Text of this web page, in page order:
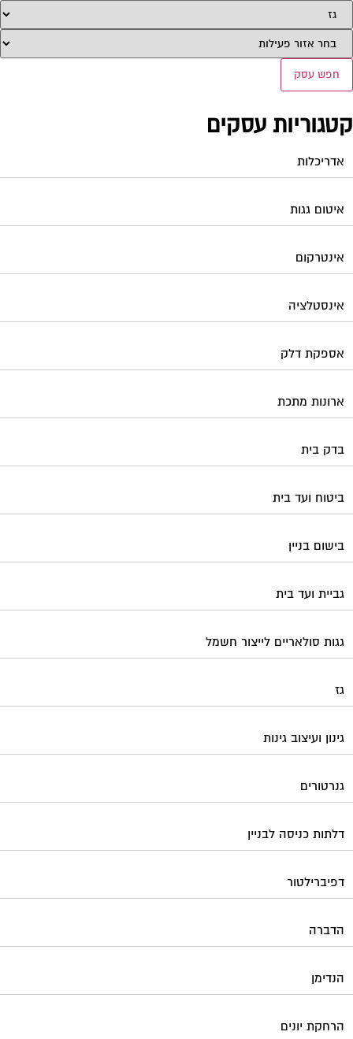
חפש עסק
עסקים
אדריכלות
איטום גגות
אינטרקום
אינסטלציה
אספקת דלק
ארונות מתכת
בדק בית
ביטוח ועד בית
בישום בניין
גביית ועד בית
גגות סולאריים לייצור חשמל
גז
גינון ועיצוב גינות
גנרטורים
דלתות כניסה לבניין
דפיברילטור
הדברה
הנדימן
הרחקת יונים